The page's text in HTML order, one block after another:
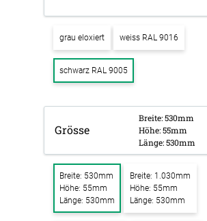
grau eloxiert weiss RAL 9016
schwarz RAL 9005
Grösse
Breite: 530mm
Höhe: 55mm
Länge: 530mm
Breite: 530mm
Höhe: 55mm
Länge: 530mm
Breite: 1.030mm
Höhe: 55mm
Länge: 530mm